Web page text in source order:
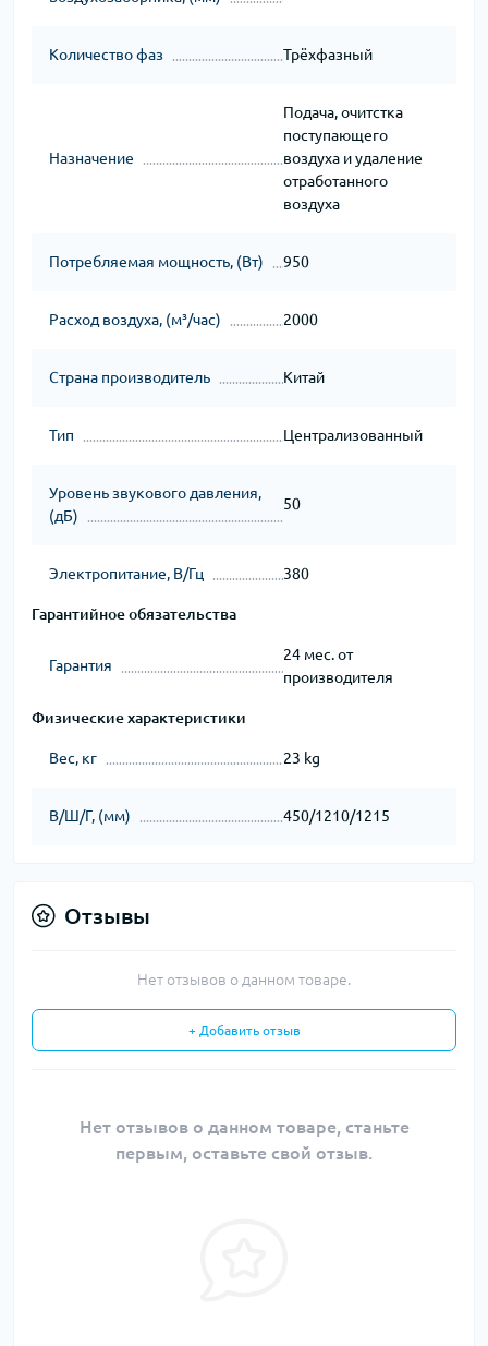
Количество фаз Трёхфазный
Назначение
Подача, очитстка
поступающего
воздуха и удаление
отработанного
воздуха
Потребляемая мощность, (Вт) 950
Расход воздуха, (м³/час) 2000
Страна производитель Китай
Тип Централизованный
Уровень звукового давления,
(дБ)
50
Электропитание, В/Гц 380
Гарантийное обязательства
Гарантия
24 мес. от
производителя
Физические характеристики
Вес, кг 23 kg
В/Ш/Г, (мм) 450/1210/1215
Отзывы
Нет отзывов о данном товаре.
+ Добавить отзыв
Нет отзывов о данном товаре, станьте
первым, оставьте свой отзыв.